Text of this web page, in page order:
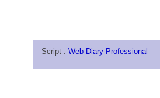
Script : Web Diary Professional